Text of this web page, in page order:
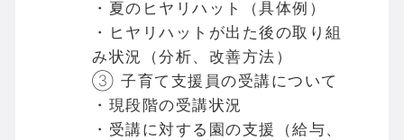
・夏のヒヤリハット（具体例）
・ヒヤリハットが出た後の取り組
み状況（分析、改善方法）
③ 子育て支援員の受講について
・現段階の受講状況
・受講に対する園の支援（給与、